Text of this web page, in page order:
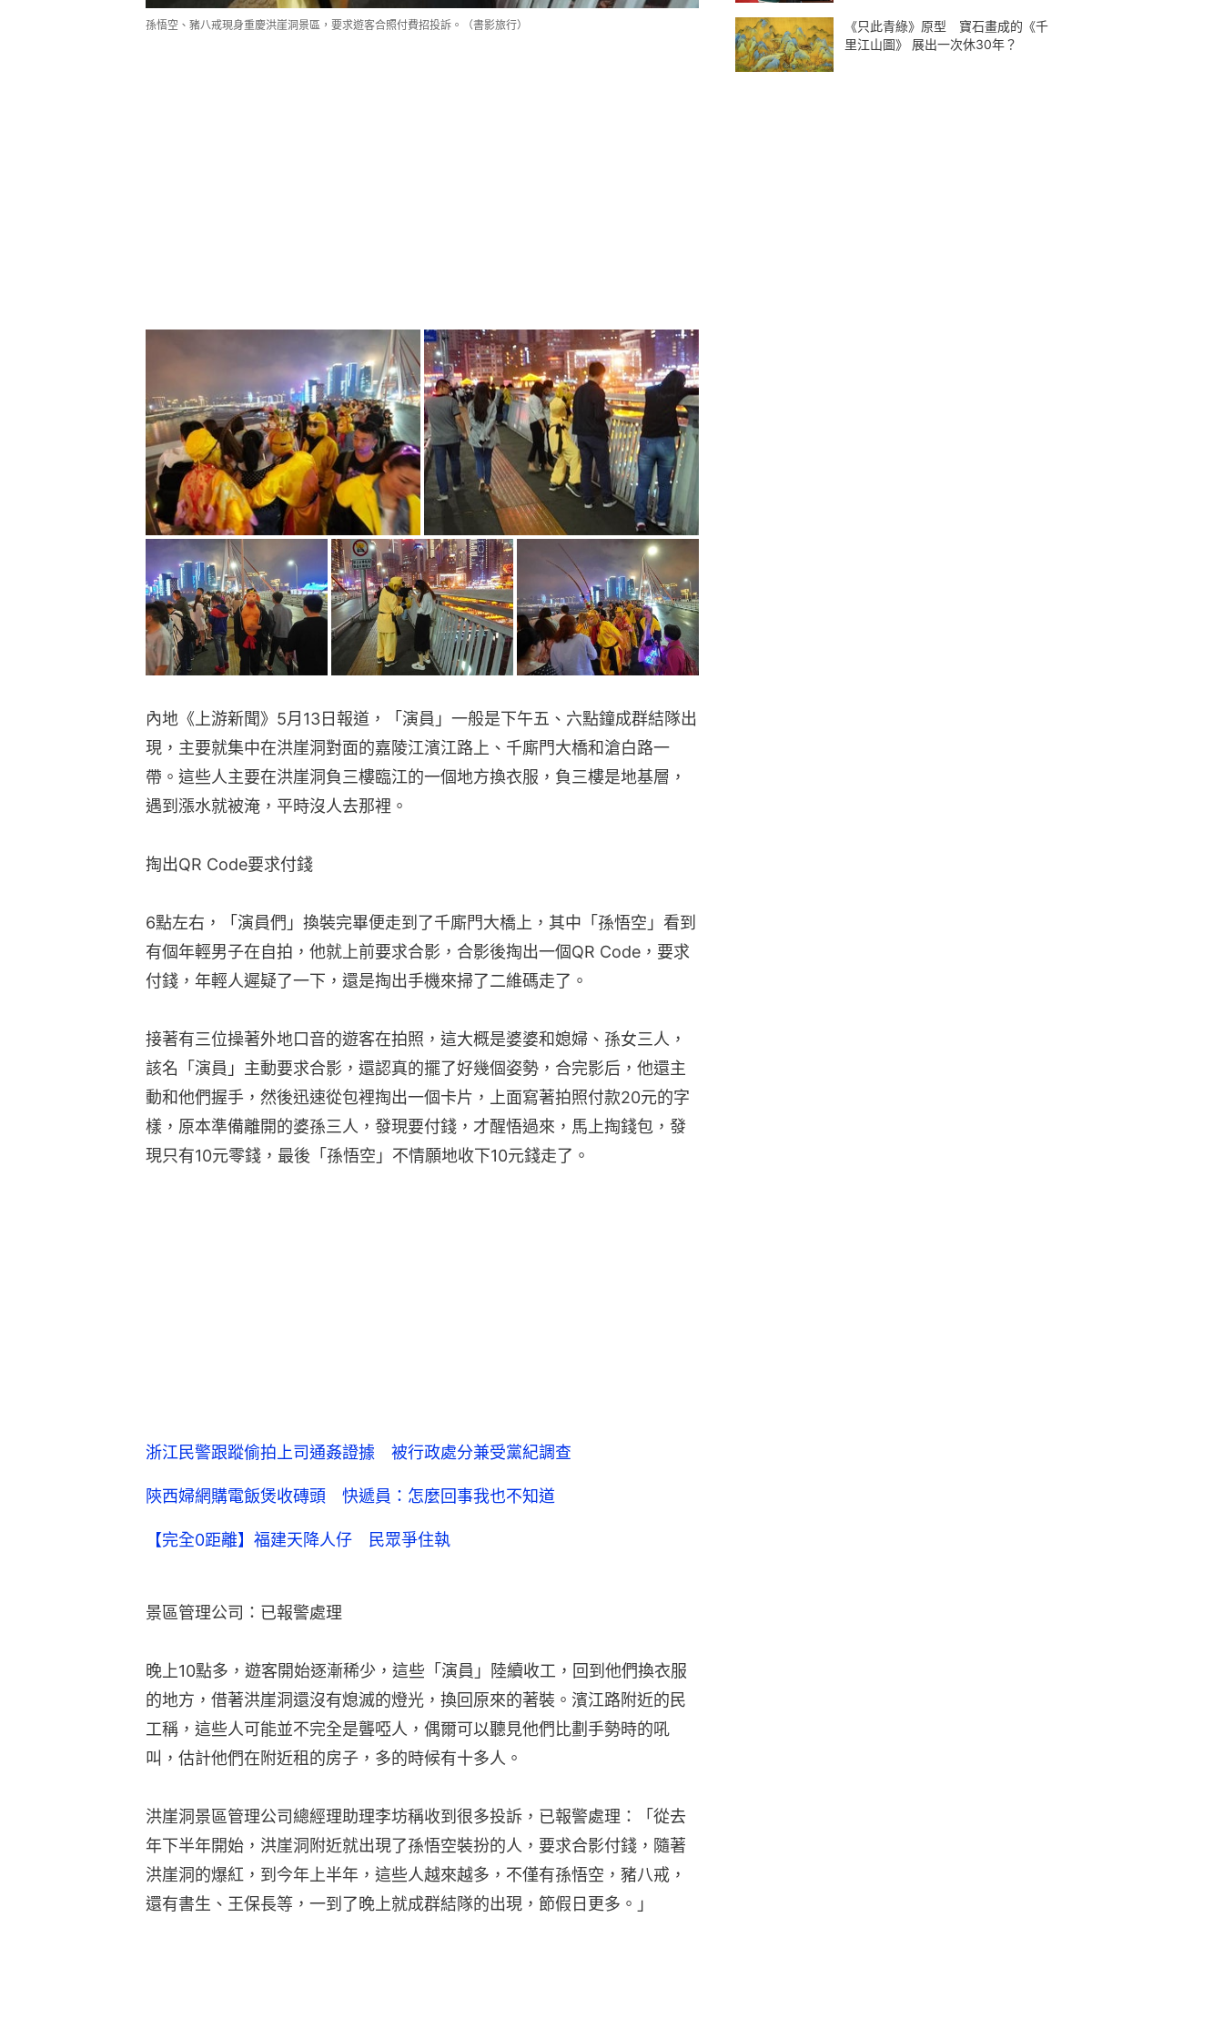
孫悟空、豬八戒現身重慶洪崖洞景區，要求遊客合照付費招投訴。（書影旅行）
內地《上游新聞》5月13日報道，「演員」一般是下午五、六點鐘成群結隊出
現，主要就集中在洪崖洞對面的嘉陵江濱江路上、千廝門大橋和滄白路一
帶。這些人主要在洪崖洞負三樓臨江的一個地方換衣服，負三樓是地基層，
遇到漲水就被淹，平時沒人去那裡。
掏出QR Code要求付錢
6點左右，「演員們」換裝完畢便走到了千廝門大橋上，其中「孫悟空」看到
有個年輕男子在自拍，他就上前要求合影，合影後掏出一個QR Code，要求
付錢，年輕人遲疑了一下，還是掏出手機來掃了二維碼走了。
接著有三位操著外地口音的遊客在拍照，這大概是婆婆和媳婦、孫女三人，
該名「演員」主動要求合影，還認真的擺了好幾個姿勢，合完影后，他還主
動和他們握手，然後迅速從包裡掏出一個卡片，上面寫著拍照付款20元的字
樣，原本準備離開的婆孫三人，發現要付錢，才醒悟過來，馬上掏錢包，發
現只有10元零錢，最後「孫悟空」不情願地收下10元錢走了。
浙江民警跟蹤偷拍上司通姦證據 被行政處分兼受黨紀調查
陝西婦網購電飯煲收磚頭 快遞員：怎麼回事我也不知道
【完全0距離】福建天降人仔 民眾爭住執
景區管理公司：已報警處理
晚上10點多，遊客開始逐漸稀少，這些「演員」陸續收工，回到他們換衣服
的地方，借著洪崖洞還沒有熄滅的燈光，換回原來的著裝。濱江路附近的民
工稱，這些人可能並不完全是聾啞人，偶爾可以聽見他們比劃手勢時的吼
叫，估計他們在附近租的房子，多的時候有十多人。
洪崖洞景區管理公司總經理助理李坊稱收到很多投訴，已報警處理：「從去
年下半年開始，洪崖洞附近就出現了孫悟空裝扮的人，要求合影付錢，隨著
洪崖洞的爆紅，到今年上半年，這些人越來越多，不僅有孫悟空，豬八戒，
還有書生、王保長等，一到了晚上就成群結隊的出現，節假日更多。」
《只此青綠》原型 寶石畫成的《千
里江山圖》 展出一次休30年？